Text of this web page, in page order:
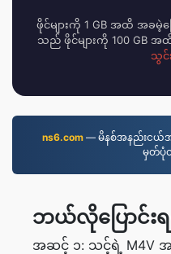
ဖိုင်များကို 1 GB အထိ အခမဲ့ပ
သည် ဖိုင်များကို 100 GB အ
သွင်
ns6.com — မိနစ်အနည်းငယ်
မှတ်ပုံ
ဘယ်လိုပြောင်း
အဆင့် ၁: သင့်ရဲ့ M4V